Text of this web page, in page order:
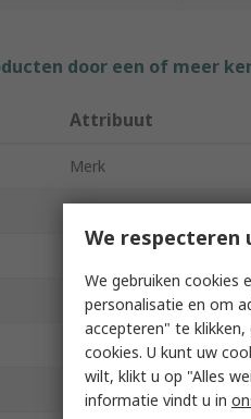
door een of meer
Attribuut
Merk
Model Number
Sub Type
VA Rating
Output Voltage
We respecteren
We gebruiken cookies
personalisatie en om
accepteren" te
cookies. U kunt uw
wilt, klikt u op "Alles
informatie vindt u in